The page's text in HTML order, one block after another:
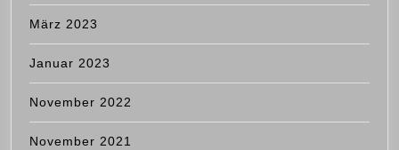
März 2023
Januar 2023
November 2022
November 2021